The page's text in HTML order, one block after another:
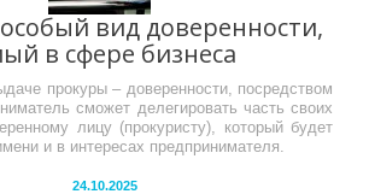
вид доверенности,
в сфере бизнеса
прокуры – доверенности, посредством
сможет делегировать часть своих
лицу (прокуристу), который будет
и в интересах предпринимателя.
24.10.2025